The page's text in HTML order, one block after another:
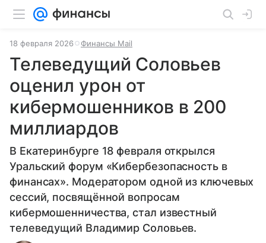
18 февраля 2026 Финансы Mail
Телеведущий Соловьев
оценил урон от
кибермошенников в 200
миллиардов
В Екатеринбурге 18 февраля открылся
Уральский форум «Кибербезопасность в
финансах». Модератором одной из ключевых
сессий, посвящённой вопросам
кибермошенничества, стал известный
телеведущий Владимир Соловьев.